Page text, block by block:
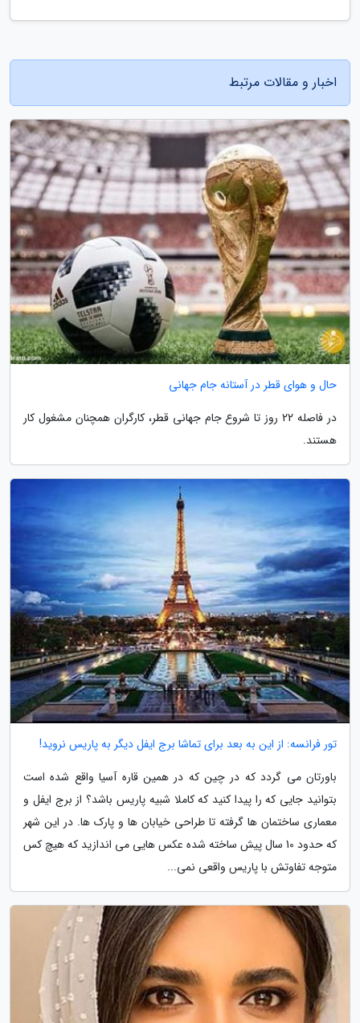
اخبار و مقالات مرتبط
حال و هوای قطر در آستانه جام جهانی
در فاصله 22 روز تا شروع جام جهانی قطر، کارگران همچنان مشغول کار
هستند.
تور فرانسه: از این به بعد برای تماشا برج ایفل دیگر به پاریس نروید!
باورتان می گردد که در چین که در همین قاره آسیا واقع شده است
بتوانید جایی که را پیدا کنید که کاملا شبیه پاریس باشد؟ از برج ایفل و
معماری ساختمان ها گرفته تا طراحی خیابان ها و پارک ها. در این شهر
که حدود 10 سال پیش ساخته شده عکس هایی می اندازید که هیچ کس
متوجه تفاوتش با پاریس واقعی نمی...